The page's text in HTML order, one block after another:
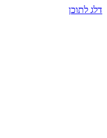
דלג לתוכן